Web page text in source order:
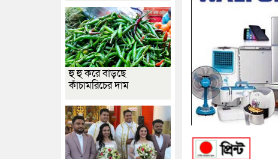
হু হু করে বাড়ছে
কাঁচামরিচের দাম